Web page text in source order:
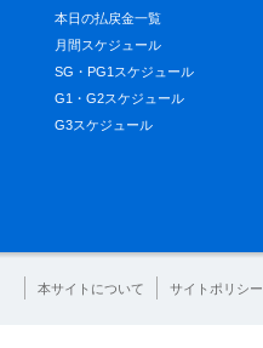
本日の払戻金一覧
月間スケジュール
SG・PG1スケジュール
G1・G2スケジュール
G3スケジュール
本サイトについて サイトポリシー